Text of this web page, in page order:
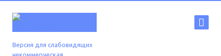
Версия для слабовидящих